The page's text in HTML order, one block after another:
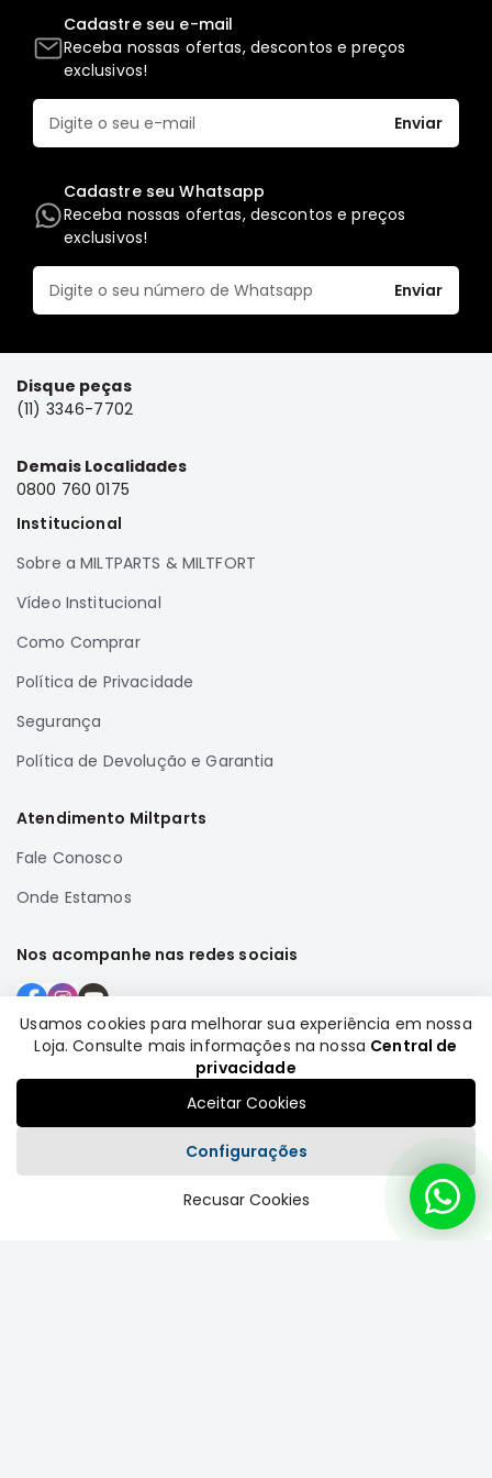
Cadastre seu e-mail
Receba nossas ofertas, descontos e preços
exclusivos!
Enviar
Cadastre seu Whatsapp
Receba nossas ofertas, descontos e preços
exclusivos!
Enviar
Disque peças
(11) 3346-7702
Demais Localidades
0800 760 0175
Institucional
Sobre a MILTPARTS & MILTFORT
Vídeo Institucional
Como Comprar
Política de Privacidade
Segurança
Política de Devolução e Garantia
Atendimento Miltparts
Fale Conosco
Onde Estamos
Nos acompanhe nas redes sociais
Formas de pagamento
Plataforma
Usamos cookies para melhorar sua experiência em nossa
Loja. Consulte mais informações na nossa Central de
privacidade
Aceitar Cookies
Configurações
Recusar Cookies